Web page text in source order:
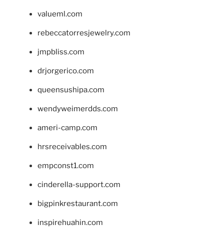
valueml.com
rebeccatorresjewelry.com
jmpbliss.com
drjorgerico.com
queensushipa.com
wendyweimerdds.com
ameri-camp.com
hrsreceivables.com
empconst1.com
cinderella-support.com
bigpinkrestaurant.com
inspirehuahin.com